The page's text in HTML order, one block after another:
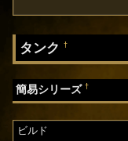
タンク†
簡易シリーズ†
ビルド